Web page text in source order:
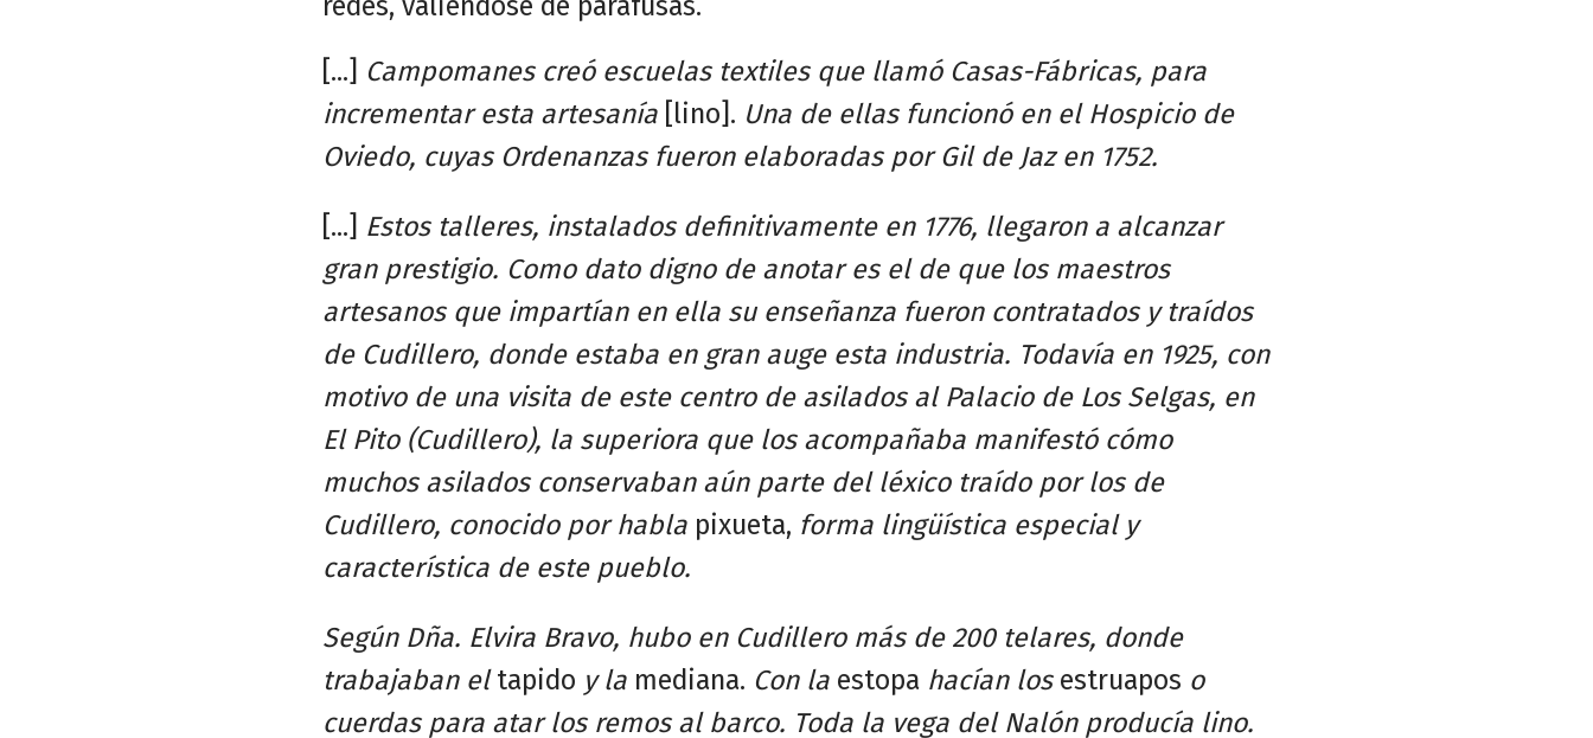
[...] Campomanes creó escuelas textiles que llamó Casas-Fábricas, para
incrementar esta artesanía [lino]. Una de ellas funcionó en el Hospicio de
Oviedo, cuyas Ordenanzas fueron elaboradas por Gil de Jaz en 1752.
[...] Estos talleres, instalados definitivamente en 1776, llegaron a alcanzar
gran prestigio. Como dato digno de anotar es el de que los maestros
artesanos que impartían en ella su enseñanza fueron contratados y traídos
de Cudillero, donde estaba en gran auge esta industria. Todavía en 1925, con
motivo de una visita de este centro de asilados al Palacio de Los Selgas, en
El Pito (Cudillero), la superiora que los acompañaba manifestó cómo
muchos asilados conservaban aún parte del léxico traído por los de
Cudillero, conocido por habla pixueta, forma lingüística especial y
característica de este pueblo.
Según Dña. Elvira Bravo, hubo en Cudillero más de 200 telares, donde
trabajaban eltapido y la mediana. Con la estopa hacían los estruapos o
cuerdas para atar los remos al barco. Toda la vega del Nalón producía lino.